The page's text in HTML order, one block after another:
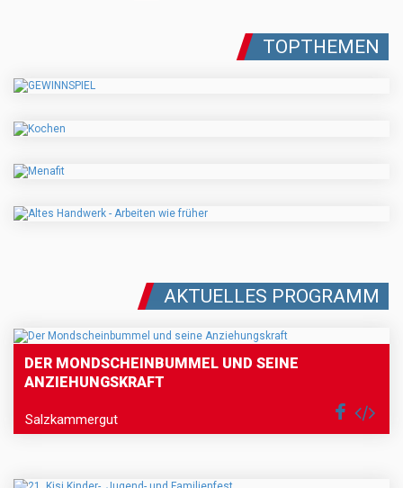
TOPTHEMEN
AKTUELLES PROGRAMM
DER MONDSCHEINBUMMEL UND SEINE
ANZIEHUNGSKRAFT
Salzkammergut